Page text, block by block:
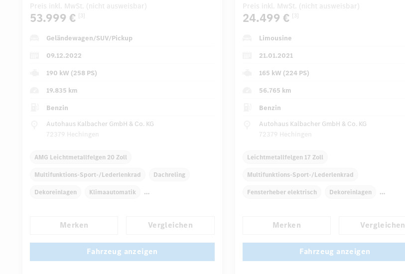
Preis inkl. MwSt. (nicht ausweisbar)
53.999 € [3]
Geländewagen/SUV/Pickup
09.12.2022
190 kW (258 PS)
19.835 km
Benzin
Autohaus Kalbacher GmbH & Co. KG
72379 Hechingen
AMG Leichtmetallfelgen 20 Zoll
Multifunktions-Sport-/Lederlenkrad Dachreling
Dekoreinlagen Klimaautomatik
Multi-Funktions-Display Regensensor
Automatisch abblendender Innenspiegel ...
Merken Vergleichen
Fahrzeug anzeigen
Preis inkl. MwSt. (nicht ausweisbar)
24.499 € [3]
Limousine
21.01.2021
165 kW (224 PS)
56.765 km
Benzin
Autohaus Kalbacher GmbH & Co. KG
72379 Hechingen
Leichtmetallfelgen 17 Zoll
Multifunktions-Sport-/Lederlenkrad
Fensterheber elektrisch Dekoreinlagen
Multi-Funktions-Display Regensensor
Automatisch abblendende Innen- und Außenspiegel
Panorama-Schiebedach ...
Merken Vergleichen
Fahrzeug anzeigen